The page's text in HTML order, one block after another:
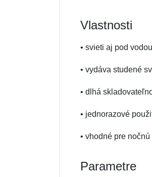
Vlastnosti
• svieti aj pod vodou
• vydáva studené
• dlhá
• jednorazové
• vhodné pre
Parametre